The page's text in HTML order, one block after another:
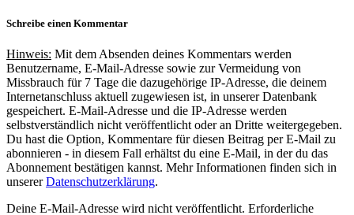
Schreibe einen Kommentar
Hinweis: Mit dem Absenden deines Kommentars werden
Benutzername, E-Mail-Adresse sowie zur Vermeidung von
Missbrauch für 7 Tage die dazugehörige IP-Adresse, die deinem
Internetanschluss aktuell zugewiesen ist, in unserer Datenbank
gespeichert. E-Mail-Adresse und die IP-Adresse werden
selbstverständlich nicht veröffentlicht oder an Dritte weitergegeben.
Du hast die Option, Kommentare für diesen Beitrag per E-Mail zu
abonnieren - in diesem Fall erhältst du eine E-Mail, in der du das
Abonnement bestätigen kannst. Mehr Informationen finden sich in
unsererDatenschutzerklärung.
Deine E-Mail-Adresse wird nicht veröffentlicht. Erforderliche